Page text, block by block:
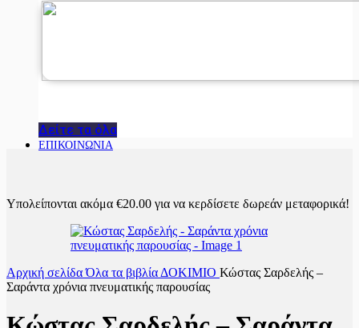
Δείτε τα όλα
ΕΠΙΚΟΙΝΩΝΙΑ
Υπολείπονται ακόμα €20.00 για να κερδίσετε δωρεάν μεταφορικά!
Αρχική σελίδαΌλα τα βιβλία ΔΟΚΙΜΙΟ Κώστας Σαρδελής –
Σαράντα χρόνια πνευματικής παρουσίας